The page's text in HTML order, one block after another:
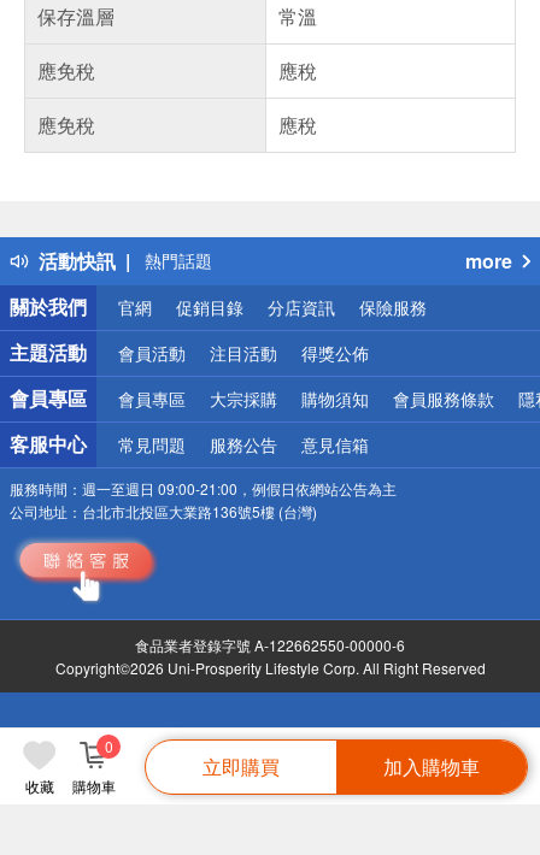
收藏 購物車
0
立即購買 加入購物車
保存溫層
常溫
應免稅
應稅
應免稅
應稅
活動快訊
得獎公告
熱門話題
銀行優惠
偏遠地區配送
詐騙網頁！請小心！
more
關於我們
官網 促銷目錄 分店資訊 保險服務
主題活動 會員活動 注目活動 得獎公佈
會員專區 會員專區 大宗採購 購物須知 會員服務條款 隱
客服中心 常見問題 服務公告 意見信箱
服務時間： 週一至週日 09:00-21:00，例假日依網站公告為主
公司地址： 台北市北投區大業路136號5樓 (台灣)
食品業者登錄字號 A-122662550-00000-6
Copyright©2026 Uni-Prosperity Lifestyle Corp. All Right Reserved